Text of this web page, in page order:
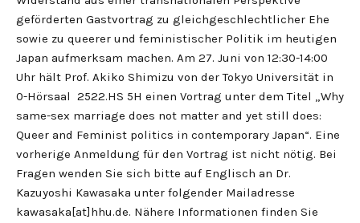
geförderten Gastvortrag zu gleichgeschlechtlicher Ehe
sowie zu queerer und feministischer Politik im heutigen
Japan aufmerksam machen. Am 27. Juni von 12:30-14:00
Uhr hält Prof. Akiko Shimizu von der Tokyo Universität in
0-Hörsaal 2522.HS 5H einen Vortrag unter dem Titel „Why
same-sex marriage does not matter and yet still does:
Queer and Feminist politics in contemporary Japan“. Eine
vorherige Anmeldung für den Vortrag ist nicht nötig. Bei
Fragen wenden Sie sich bitte auf Englisch an Dr.
Kazuyoshi Kawasaka unter folgender Mailadresse
kawasaka[at]hhu.de. Nähere Informationen finden Sie